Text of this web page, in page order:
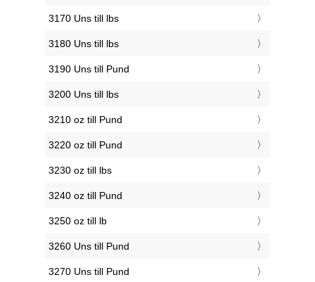
3170 Uns till lbs
3180 Uns till lbs
3190 Uns till Pund
3200 Uns till lbs
3210 oz till Pund
3220 oz till Pund
3230 oz till lbs
3240 oz till Pund
3250 oz till lb
3260 Uns till Pund
3270 Uns till Pund